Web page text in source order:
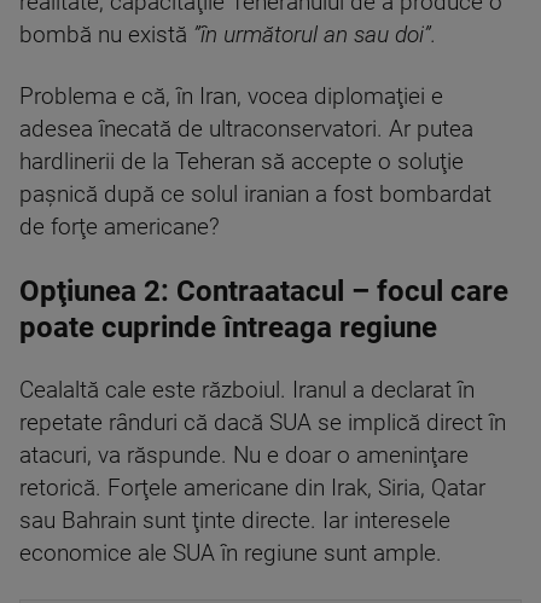
bombă nu există ”în următorul an sau doi”.
Problema e că, în Iran, vocea diplomaţiei e
adesea înecată de ultraconservatori. Ar putea
hardlinerii de la Teheran să accepte o soluţie
paşnică după ce solul iranian a fost bombardat
de forţe americane?
Opţiunea 2: Contraatacul – focul care
poate cuprinde întreaga regiune
Cealaltă cale este războiul. Iranul a declarat în
repetate rânduri că dacă SUA se implică direct în
atacuri, va răspunde. Nu e doar o ameninţare
retorică. Forţele americane din Irak, Siria, Qatar
sau Bahrain sunt ţinte directe. Iar interesele
economice ale SUA în regiune sunt ample.